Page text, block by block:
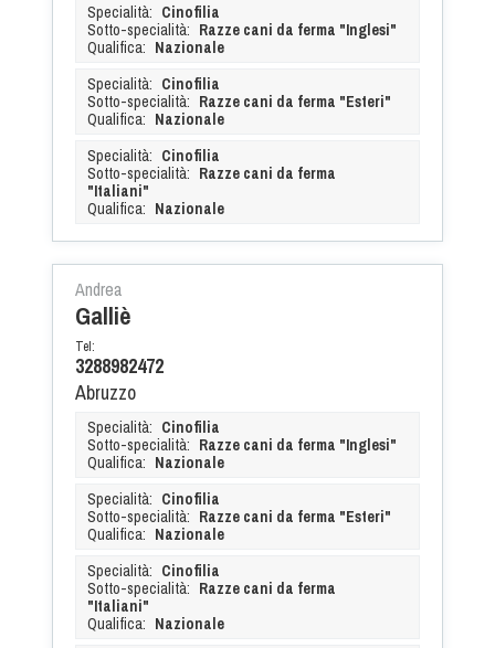
Specialità: Cinofilia
Sotto-specialità: Razze cani da ferma "Inglesi"
Qualifica: Nazionale
Specialità: Cinofilia
Sotto-specialità: Razze cani da ferma "Esteri"
Qualifica: Nazionale
Specialità: Cinofilia
Sotto-specialità: Razze cani da ferma
"Italiani"
Qualifica: Nazionale
Andrea
Galliè
Tel:
3288982472
Abruzzo
Specialità: Cinofilia
Sotto-specialità: Razze cani da ferma "Inglesi"
Qualifica: Nazionale
Specialità: Cinofilia
Sotto-specialità: Razze cani da ferma "Esteri"
Qualifica: Nazionale
Specialità: Cinofilia
Sotto-specialità: Razze cani da ferma
"Italiani"
Qualifica: Nazionale